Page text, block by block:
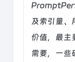
及索引量、
价值，最主
需要，一些